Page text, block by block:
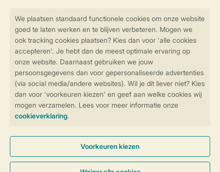
Controle over jouw gegevens &
Instellingen wijzigen
Veilig en snel online boeken
Veilige gegevensoverdracht
Veilige betaling